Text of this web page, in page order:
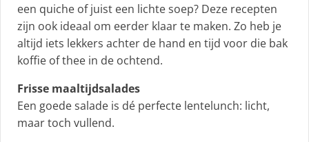
een quiche of juist een lichte soep? Deze recepten
zijn ook ideaal om eerder klaar te maken. Zo heb je
altijd iets lekkers achter de hand en tijd voor die bak
koffie of thee in de ochtend.
Frisse maaltijdsalades
Een goede salade is dé perfecte lentelunch: licht,
maar toch vullend.